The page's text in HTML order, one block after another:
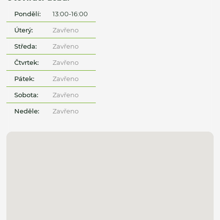
Pondělí: 13:00-16:00
Úterý: Zavřeno
Středa: Zavřeno
Čtvrtek: Zavřeno
Pátek: Zavřeno
Sobota: Zavřeno
Neděle: Zavřeno